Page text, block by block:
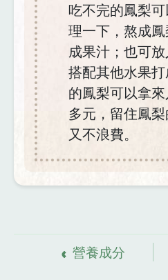
吃不完的鳳梨
理一下，熬成
成果汁；也可放
搭配其他水果
的鳳梨可以拿
多元，留住鳳
又不浪費。
營養成分